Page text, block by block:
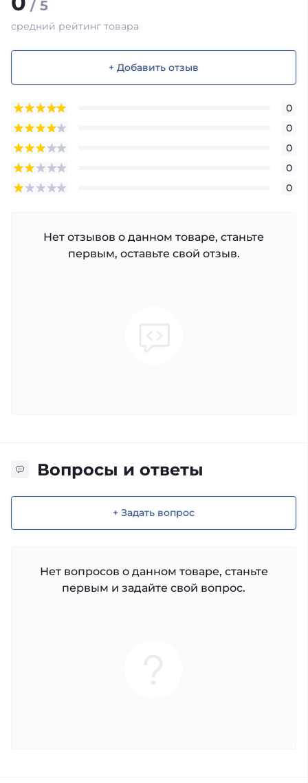
/ 5
средний рейтинг товара
+ Добавить отзыв
0
0
0
0
0
Нет отзывов о данном товаре, станьте
первым, оставьте свой отзыв.
Вопросы и ответы
+ Задать вопрос
Нет вопросов о данном товаре, станьте
первым и задайте свой вопрос.